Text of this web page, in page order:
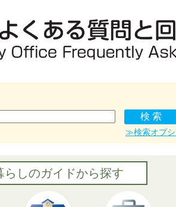
≫検索オプシ
らしのガイドから探す